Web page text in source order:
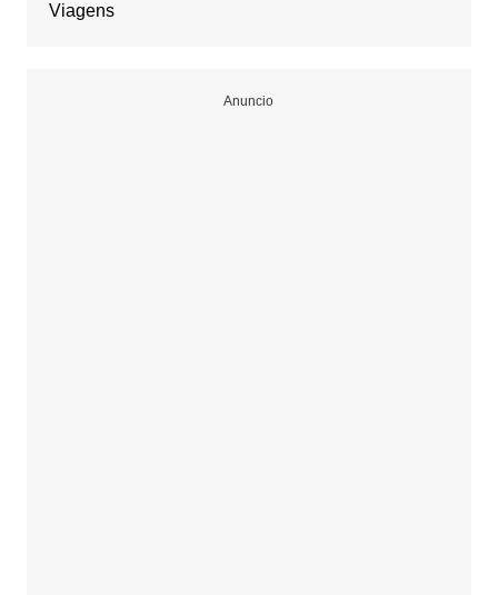
Viagens
Anuncio